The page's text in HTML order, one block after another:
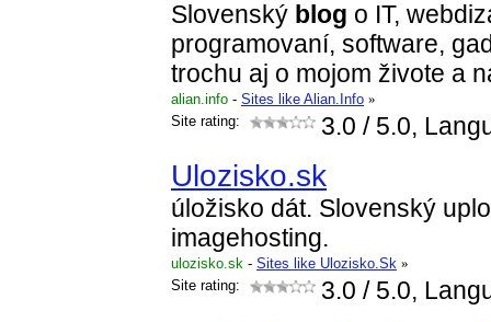
Slovenský blog o IT,
programovaní, software,
trochu aj o mojom živote a
alian.info - Sites like Alian.Info »
Site rating:
3.0 / 5.0,
Ulozisko.sk
úložisko dát. Slovenský
imagehosting.
ulozisko.sk - Sites like Ulozisko.Sk »
Site rating:
3.0 / 5.0,